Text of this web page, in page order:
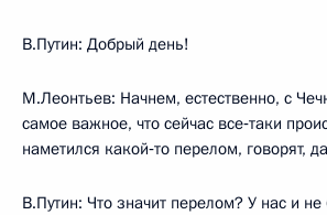
В.Путин: Добрый день!
М.Леонтьев: Начнем, естественно, с
самое важное, что сейчас все‑таки
наметился какой‑то перелом, говорят,
В.Путин: Что значит перелом? У нас и